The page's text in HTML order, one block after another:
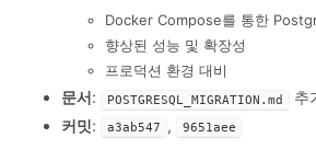
Docker Compose를 통한
향상된 성능 및 확장성
프로덕션 환경 대비
문서: POSTGRESQL_MIGRATION.md
추
커밋: a3ab547 , 9651aee